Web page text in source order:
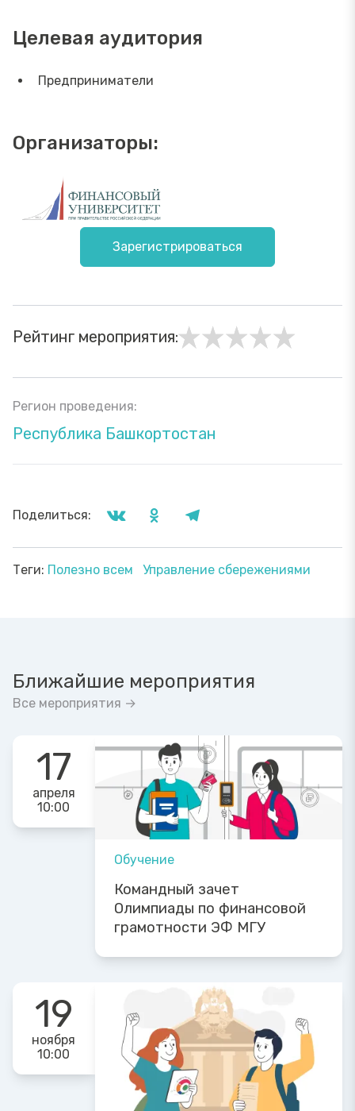
Целевая аудитория
Предприниматели
Организаторы:
Зарегистрироваться
Рейтинг мероприятия:
Регион проведения:
Республика Башкортостан
Поделиться:
Теги: Полезно всем Управление сбережениями
Ближайшие мероприятия
Все мероприятия →
17
апреля
10:00
Обучение
Командный зачет
Олимпиады по финансовой
грамотности ЭФ МГУ
19
ноября
10:00